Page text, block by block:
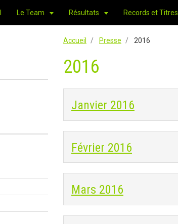
Le Team Résultats Records et Titres
Accueil Presse 2016
2016
Janvier 2016
Février 2016
Mars 2016